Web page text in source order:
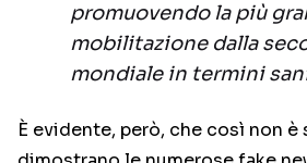
promuovendo la più
mobilitazione dalla
mondiale in termini
È evidente, però, che così non è